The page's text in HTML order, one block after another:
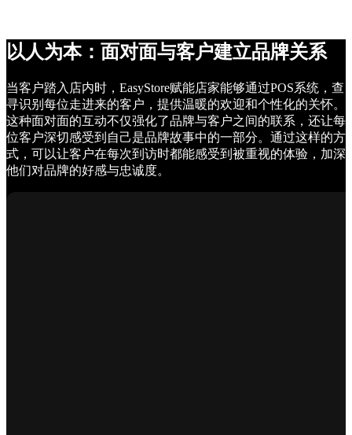
以人为本：面对面与客户建立品牌关系
当客户踏入店内时，EasyStore赋能店家能够通过POS系统，查
寻识别每位走进来的客户，提供温暖的欢迎和个性化的关怀。
这种面对面的互动不仅强化了品牌与客户之间的联系，还让每
位客户深切感受到自己是品牌故事中的一部分。通过这样的方
式，可以让客户在每次到访时都能感受到被重视的体验，加深
他们对品牌的好感与忠诚度。